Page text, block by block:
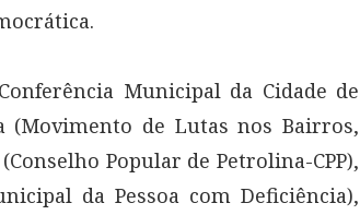
Municipal da Cidade de
de Lutas nos Bairros,
Popular de Petrolina-CPP),
da Pessoa com Deficiência),